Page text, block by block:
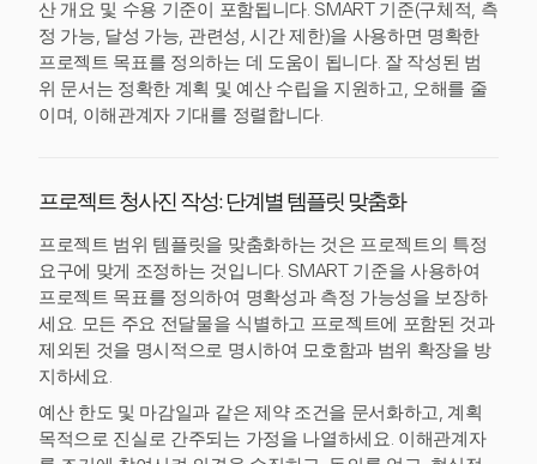
산 개요 및 수용 기준이 포함됩니다. SMART 기준(구체적, 측
정 가능, 달성 가능, 관련성, 시간 제한)을 사용하면 명확한
프로젝트 목표를 정의하는 데 도움이 됩니다. 잘 작성된 범
위 문서는 정확한 계획 및 예산 수립을 지원하고, 오해를 줄
이며, 이해관계자 기대를 정렬합니다.
프로젝트 청사진 작성: 단계별 템플릿 맞춤화
프로젝트 범위 템플릿을 맞춤화하는 것은 프로젝트의 특정
요구에 맞게 조정하는 것입니다. SMART 기준을 사용하여
프로젝트 목표를 정의하여 명확성과 측정 가능성을 보장하
세요. 모든 주요 전달물을 식별하고 프로젝트에 포함된 것과
제외된 것을 명시적으로 명시하여 모호함과 범위 확장을 방
지하세요.
예산 한도 및 마감일과 같은 제약 조건을 문서화하고, 계획
목적으로 진실로 간주되는 가정을 나열하세요. 이해관계자